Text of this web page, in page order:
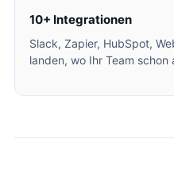
10+ Integrationen
Slack, Zapier, HubSpot,
landen, wo Ihr Team schon